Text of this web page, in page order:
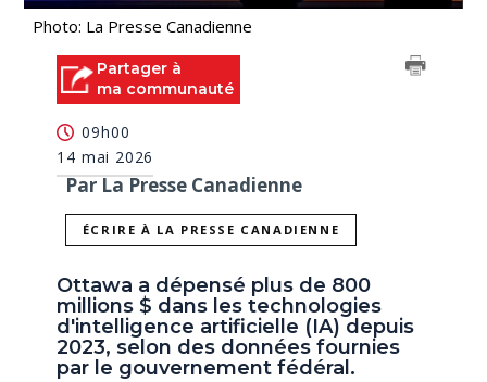
Photo: La Presse Canadienne
Partager à
ma communauté
09h00
14 mai 2026
Par La Presse Canadienne
ÉCRIRE À LA PRESSE CANADIENNE
Ottawa a dépensé plus de 800
millions $ dans les technologies
d'intelligence artificielle (IA) depuis
2023, selon des données fournies
par le gouvernement fédéral.